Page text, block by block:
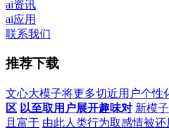
ai资讯
ai应用
联系我们
推荐下载
文心大模子将更多切近用户个性
区 以至取用户展开趣味对 新模
且富于 由此人类行为取感情被